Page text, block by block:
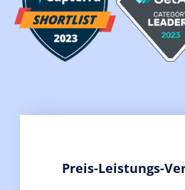
Preis-Leistungs-